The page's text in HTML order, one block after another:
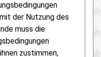
der Nutzung des
muss die
zustimmen,